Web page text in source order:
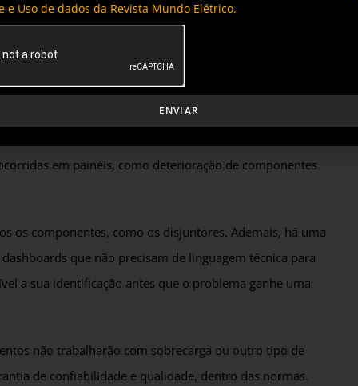
É o caso da tecnologia da Schneider
e automação em mais de 100 países, fabricada no
fundamentado em IoT (Internet das Coisas) e
real, independentemente da localidade em que o
em painéis, como deterioração de componentes
os componentes, como os disjuntores. Ademais, há uma
que não precisam de linguagem técnica para
a sua identificação antes que o problema ganhe uma
não trabalharão com sobrecarga ou outro tipo de
de confiabilidade e qualidade, dentro das normas.
e Uso de dados da Revista Mundo Elétrico.
ENVIAR